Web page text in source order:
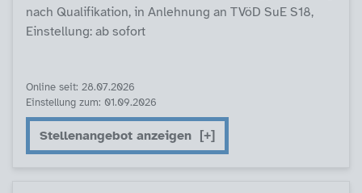
nach Qua­li­fi­ka­ti­on, in An­leh­nung an TVöD SuE S18,
Ein­stel­lung: ab so­fort
Online seit: 28.07.2026
Einstellung zum: 01.09.2026
Stellenangebot anzeigen